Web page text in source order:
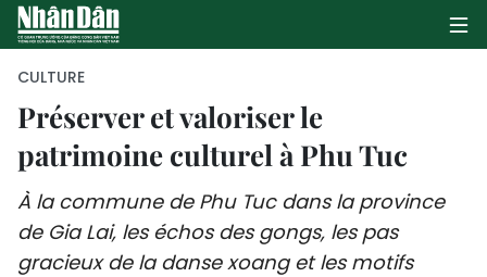
PAGE D'ACCUEIL
POLITIQUE
ÉCONOMIE
CULTURE
Préserver et valoriser le
patrimoine culturel à Phu Tuc
À la commune de Phu Tuc dans la province
de Gia Lai, les échos des gongs, les pas
gracieux de la danse xoang et les motifs